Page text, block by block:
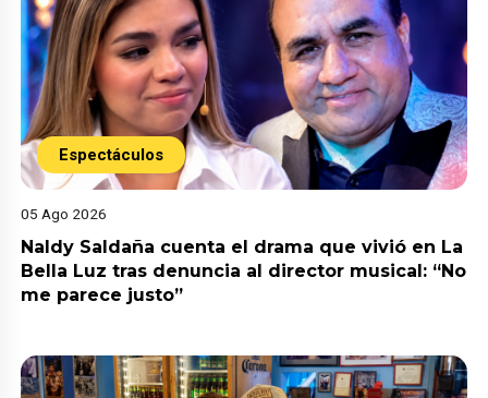
Espectáculos
05 Ago 2026
Naldy Saldaña cuenta el drama que vivió en La
Bella Luz tras denuncia al director musical: “No
me parece justo”